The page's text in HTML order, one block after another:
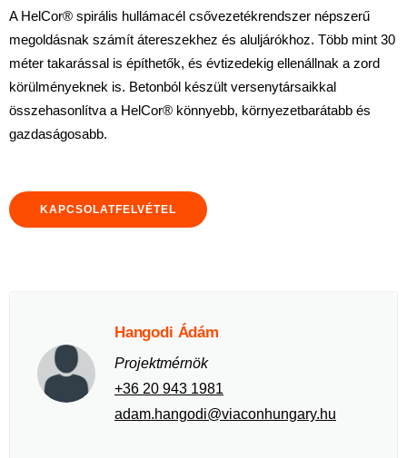
A HelCor® spirális hullámacél csővezetékrendszer népszerű
megoldásnak számít átereszekhez és aluljárókhoz. Több mint 30
méter takarással is építhetők, és évtizedekig ellenállnak a zord
körülményeknek is. Betonból készült versenytársaikkal
összehasonlítva a HelCor® könnyebb, környezetbarátabb és
gazdaságosabb.
KAPCSOLATFELVÉTEL
Hangodi Ádám
Projektmérnök
+36 20 943 1981
adam.hangodi@viaconhungary.hu